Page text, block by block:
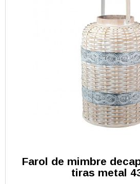
Farol de mimbre
tiras metal